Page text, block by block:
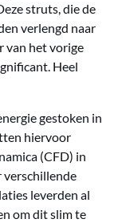
struts, die de
verlengd naar
van het vorige
Heel
gestoken in
hiervoor
(CFD) in
verschillende
leverden al
om dit slim te